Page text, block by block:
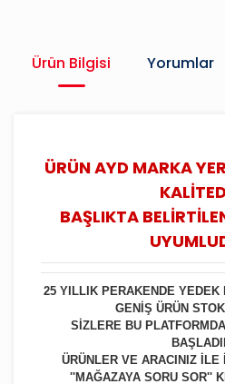
Ürün Bilgisi Yorumlar
ÜRÜN AYD MARKA
BAŞLIKTA
25 YILLIK PERAKENDE YEDEK
GENİŞ ÜRÜN
SİZLERE BU
ÜRÜNLER VE ARACINIZ İLE
''MAĞAZAYA SORU SOR''